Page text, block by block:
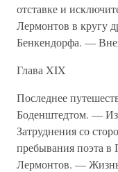
отставке и
Лермонтов в кругу
Бенкендорфа. —
Глава XIX
Последнее
Боденштедтом. —
Затруднения со
пребывания поэта
Лермонтов. —